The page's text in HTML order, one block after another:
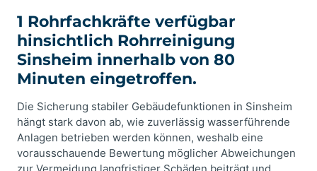
1 Rohrfachkräfte verfügbar
hinsichtlich Rohrreinigung
Sinsheim innerhalb von 80
Minuten eingetroffen.
Die Sicherung stabiler Gebäudefunktionen in Sinsheim
hängt stark davon ab, wie zuverlässig wasserführende
Anlagen betrieben werden können, weshalb eine
vorausschauende Bewertung möglicher Abweichungen
zur Vermeidung langfristiger Schäden beiträgt und